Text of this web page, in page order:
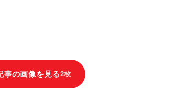
事の画像を見る2枚